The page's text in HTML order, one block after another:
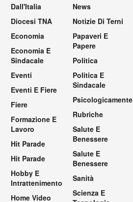
Dall'Italia
Diocesi TNA
Economia
Economia E
Sindacale
Eventi
Eventi E Fiere
Fiere
Formazione E
Lavoro
Hit Parade
Hit Parade
Hobby E
Intrattenimento
Home Video
News
Notizie Di Terni
Papaveri E
Papere
Politica
Politica E
Sindacale
Psicologicamente
Rubriche
Salute E
Benessere
Salute E
Benessere
Sanità
Scienza E